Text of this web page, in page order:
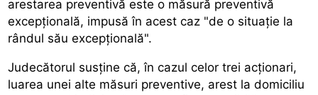
arestarea preventivă este o măsură preventivă
excepțională, impusă în acest caz "de o situație la
rândul său excepțională".
Judecătorul susține că, în cazul celor trei acționari,
luarea unei alte măsuri preventive, arest la domiciliu